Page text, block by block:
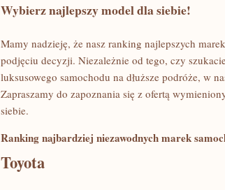
Wybierz najlepszy model dla siebie!
Mamy nadzieję, że⁤ nasz ⁣ranking najlepszych
podjęciu decyzji. ‍Niezależnie od tego, czy
luksusowego samochodu na dłuższe podróże, ‌w
Zapraszamy do zapoznania się z ofertą
⁣siebie.
Ranking najbardziej niezawodnych marek
Toyota